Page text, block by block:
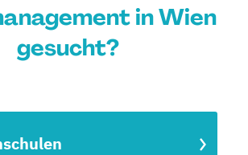
in Wien
gesucht?